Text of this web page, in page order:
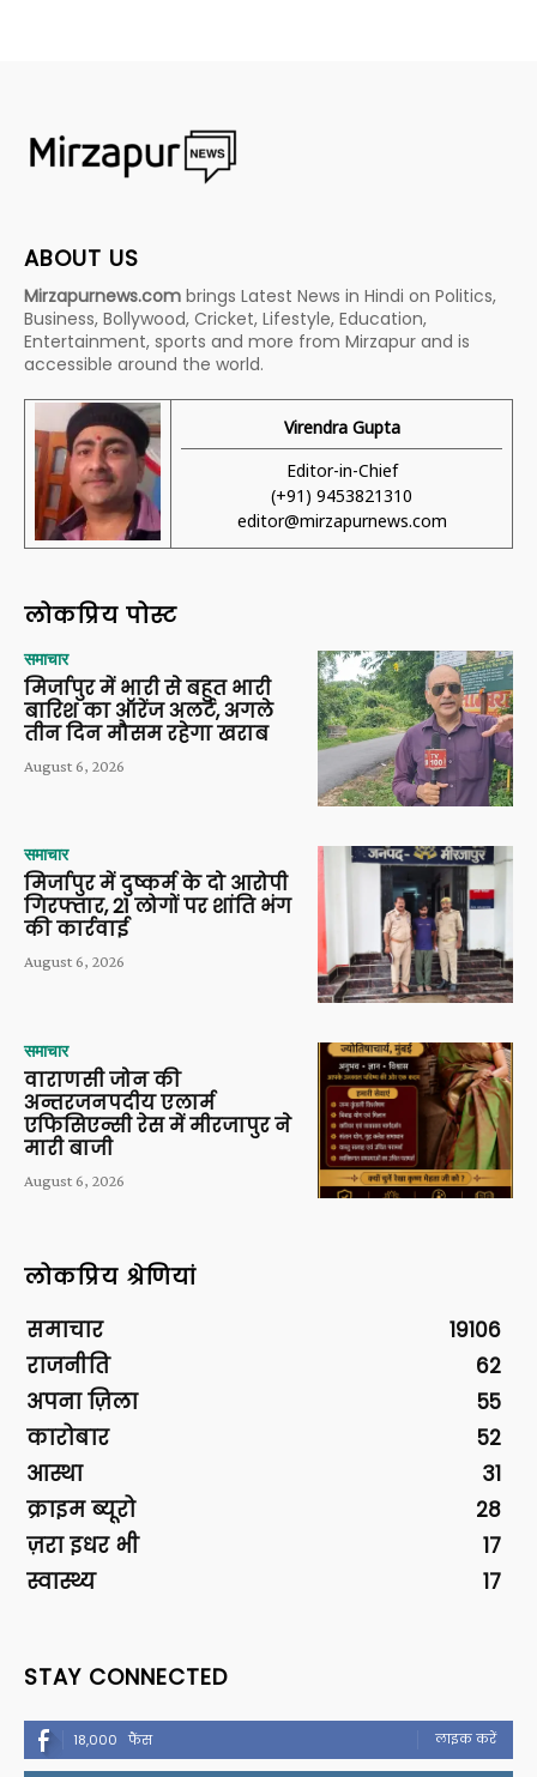
ABOUT US
Mirzapurnews.com brings Latest News in Hindi on Politics,
Business, Bollywood, Cricket, Lifestyle, Education,
Entertainment, sports and more from Mirzapur and is
accessible around the world.
Virendra Gupta
Editor-in-Chief
(+91) 9453821310
editor@mirzapurnews.com
लोकप्रिय पोस्ट
समाचार
मिर्जापुर में भारी से बहुत भारी
बारिश का ऑरेंज अलर्ट, अगले
तीन दिन मौसम रहेगा खराब
August 6, 2026
समाचार
मिर्जापुर में दुष्कर्म के दो आरोपी
गिरफ्तार, 21 लोगों पर शांति भंग
की कार्रवाई
August 6, 2026
समाचार
वाराणसी जोन की
अन्तरजनपदीय एलार्म
एफिसिएन्सी रेस में मीरजापुर ने
मारी बाजी
August 6, 2026
लोकप्रिय श्रेणियां
समाचार
19106
राजनीति
62
अपना ज़िला
55
कारोबार
52
आस्था
31
क्राइम ब्यूरो
28
ज़रा इधर भी
17
स्वास्थ्य
17
STAY CONNECTED
18,000 फैंस लाइक करें